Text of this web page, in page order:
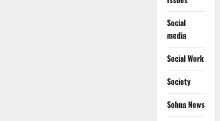
Social
media
Social Work
Society
Sohna News